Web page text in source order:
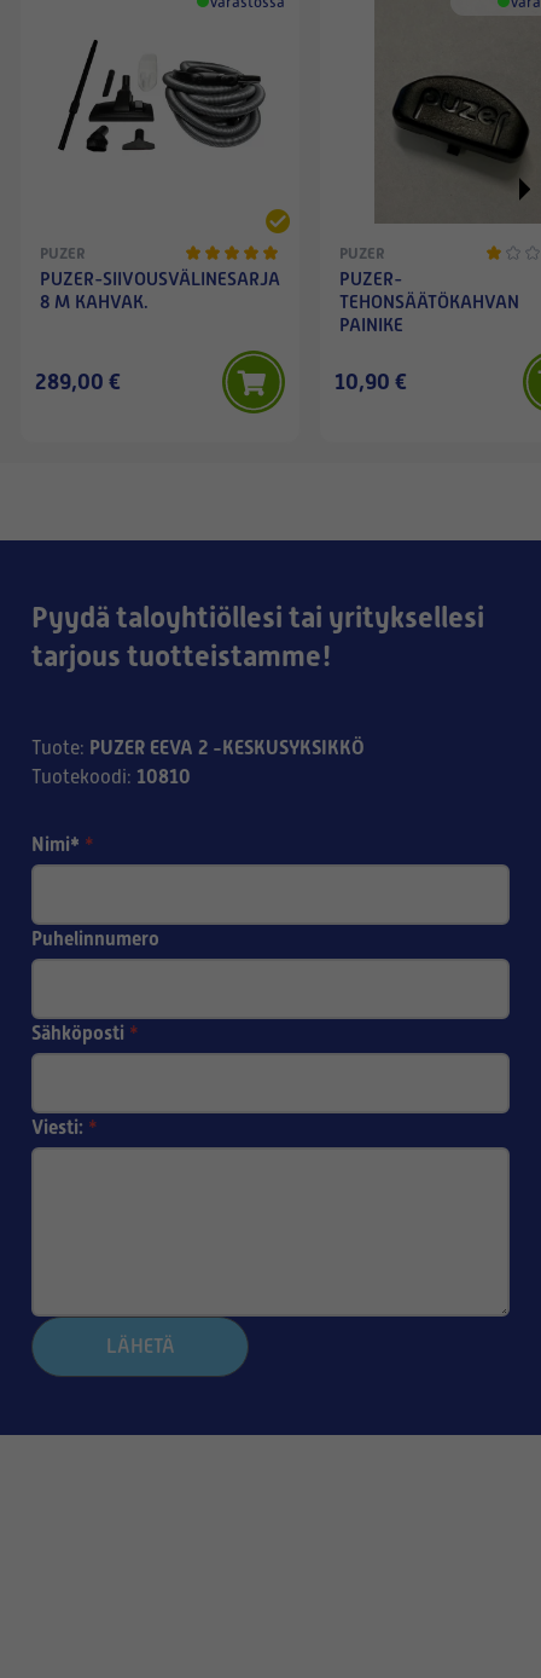
PUZER
PUZER-SIIVOUSVÄLINESARJA
8 M KAHVAK.
289,00 €
PUZER
PUZER-
TEHONSÄÄTÖKAHVAN
PAINIKE
10,90 €
Pyydä taloyhtiöllesi tai yrityksellesi
tarjous tuotteistamme!
Tuote: PUZER EEVA 2 -KESKUSYKSIKKÖ
Tuotekoodi: 10810
Nimi* *
Puhelinnumero
Sähköposti *
Viesti: *
LÄHETÄ